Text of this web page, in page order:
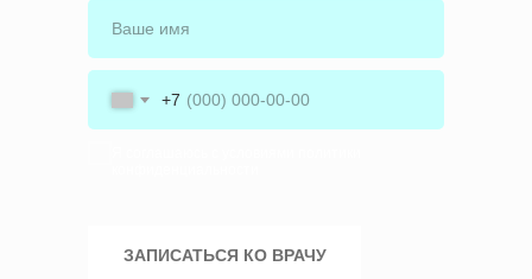
+7
ЗАПИСАТЬСЯ КО ВРАЧУ